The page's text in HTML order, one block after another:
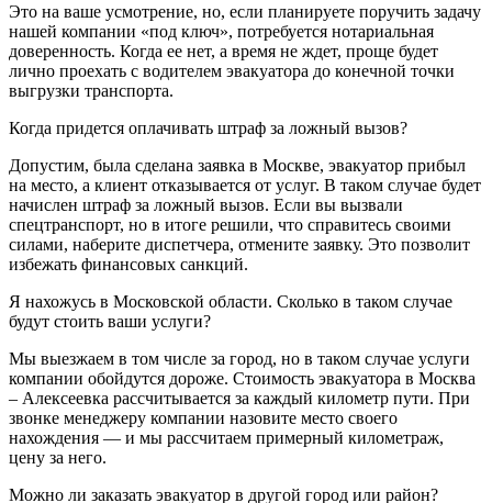
Это на ваше усмотрение, но, если планируете поручить задачу
нашей компании «под ключ», потребуется нотариальная
доверенность. Когда ее нет, а время не ждет, проще будет
лично проехать с водителем эвакуатора до конечной точки
выгрузки транспорта.
Когда придется оплачивать штраф за ложный вызов?
Допустим, была сделана заявка в Москве, эвакуатор прибыл
на место, а клиент отказывается от услуг. В таком случае будет
начислен штраф за ложный вызов. Если вы вызвали
спецтранспорт, но в итоге решили, что справитесь своими
силами, наберите диспетчера, отмените заявку. Это позволит
избежать финансовых санкций.
Я нахожусь в Московской области. Сколько в таком случае
будут стоить ваши услуги?
Мы выезжаем в том числе за город, но в таком случае услуги
компании обойдутся дороже. Стоимость эвакуатора в Москва
– Алексеевка рассчитывается за каждый километр пути. При
звонке менеджеру компании назовите место своего
нахождения — и мы рассчитаем примерный километраж,
цену за него.
Можно ли заказать эвакуатор в другой город или район?